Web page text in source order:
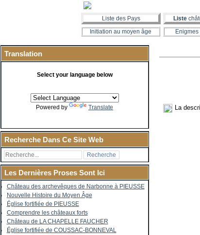
Liste des Pays Liste
Initiation au moyen âge
Translation
Select your language below
Powered by Translate
Recherche Dans Ce Site Web
Les Dernières Proses Sont Ici
Château des archevêques de Narbonne à PIEUSSE
Nouvelle Histoire du Moyen Âge
Église fortifiée de PIEUSSE
Comprendre les châteaux forts
Château de LA CHAPELLE FAUCHER
Église fortifiée de COUSSAC-BONNEVAL
La